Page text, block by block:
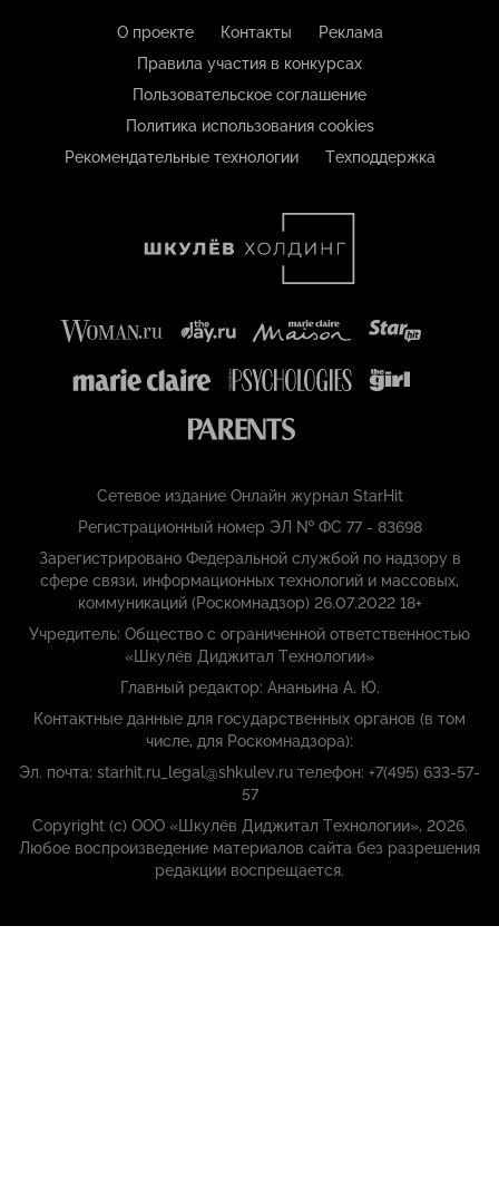
О проекте Контакты
Реклама
Правила участия в конкурсах
Пользовательское соглашение
Политика использования cookies
Рекомендательные технологии
Техподдержка
Сетевое издание Онлайн журнал StarHit
Регистрационный номер ЭЛ № ФС 77 - 83698
Зарегистрировано Федеральной службой по надзору в
сфере связи, информационных технологий и массовых,
коммуникаций (Роскомнадзор) 26.07.2022 18+
Учредитель: Общество с ограниченной ответственностью
«Шкулёв Диджитал Технологии»
Главный редактор: Ананьина А. Ю.
Контактные данные для государственных органов (в том
числе, для Роскомнадзора):
Эл. почта: starhit.ru_legal@shkulev.ru телефон: +7(495) 633-57-
57
Copyright (с) ООО «Шкулёв Диджитал Технологии», 2026.
Любое воспроизведение материалов сайта без разрешения
редакции воспрещается.